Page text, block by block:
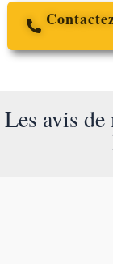
Les avis